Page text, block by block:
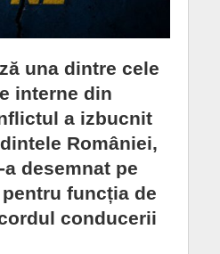
una dintre cele
interne din
a izbucnit
României,
desemnat pe
funcția de
conducerii